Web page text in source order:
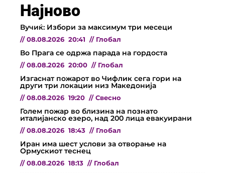
Најново
Вучиќ: Избори за максимум три месеци
// 08.08.2026 20:41 // Глобал
Во Прага се одржа парада на гордоста
// 08.08.2026 20:00 // Глобал
Изгаснат пожарот во Чифлик сега гори на
други три локации низ Македонија
// 08.08.2026 19:20 // Свесно
Голем пожар во близина на познато
италијанско езеро, над 200 лица евакуирани
// 08.08.2026 18:43 // Глобал
Иран има шест услови за отворање на
Ормускиот теснец
// 08.08.2026 18:13 // Глобал